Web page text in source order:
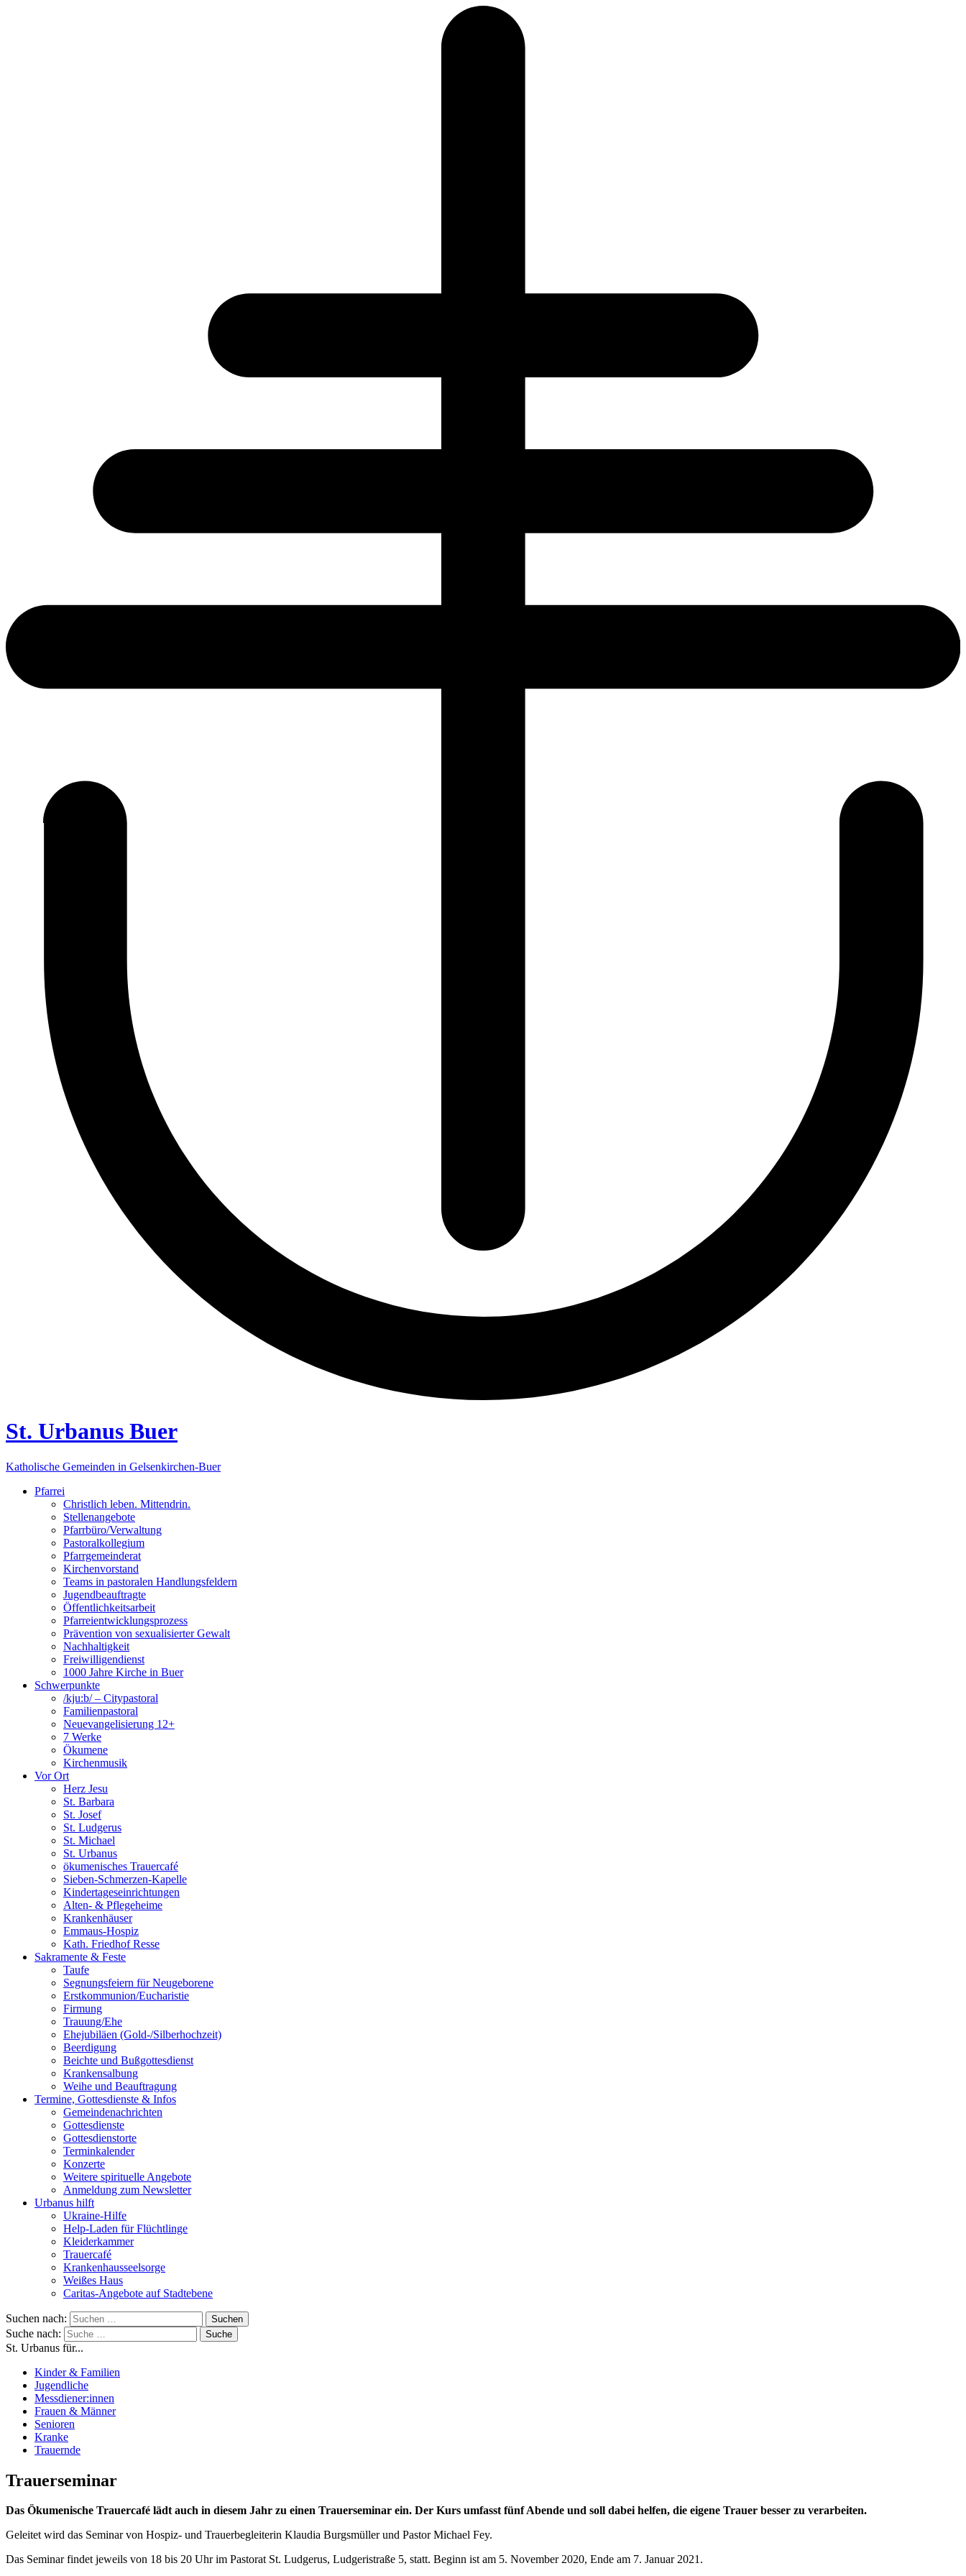
St. Urbanus Buer
Katholische Gemeinden in Gelsenkirchen-Buer
Pfarrei
Christlich leben. Mittendrin.
Stellenangebote
Pfarrbüro/Verwaltung
Pastoralkollegium
Pfarrgemeinderat
Kirchenvorstand
Teams in pastoralen Handlungsfeldern
Jugendbeauftragte
Öffentlichkeitsarbeit
Pfarreientwicklungsprozess
Prävention von sexualisierter Gewalt
Nachhaltigkeit
Freiwilligendienst
1000 Jahre Kirche in Buer
Schwerpunkte
/kju:b/ – Citypastoral
Familienpastoral
Neuevangelisierung 12+
7 Werke
Ökumene
Kirchenmusik
Vor Ort
Herz Jesu
St. Barbara
St. Josef
St. Ludgerus
St. Michael
St. Urbanus
ökumenisches Trauercafé
Sieben-Schmerzen-Kapelle
Kindertageseinrichtungen
Alten- & Pflegeheime
Krankenhäuser
Emmaus-Hospiz
Kath. Friedhof Resse
Sakramente & Feste
Taufe
Segnungsfeiern für Neugeborene
Erstkommunion/Eucharistie
Firmung
Trauung/Ehe
Ehejubiläen (Gold-/Silberhochzeit)
Beerdigung
Beichte und Bußgottesdienst
Krankensalbung
Weihe und Beauftragung
Termine, Gottesdienste & Infos
Gemeindenachrichten
Gottesdienste
Gottesdienstorte
Terminkalender
Konzerte
Weitere spirituelle Angebote
Anmeldung zum Newsletter
Urbanus hilft
Ukraine-Hilfe
Help-Laden für Flüchtlinge
Kleiderkammer
Trauercafé
Krankenhausseelsorge
Weißes Haus
Caritas-Angebote auf Stadtebene
Suchen nach:
Suche nach:
St. Urbanus für...
Kinder & Familien
Jugendliche
Messdiener:innen
Frauen & Männer
Senioren
Kranke
Trauernde
Trauerseminar
Das Ökumenische Trauercafé lädt auch in diesem Jahr zu einen Trauerseminar ein. Der Kurs umfasst fünf Abende und soll dabei helfen, die eigene Trauer besser zu verarbeiten.
Geleitet wird das Seminar von Hospiz- und Trauerbegleiterin Klaudia Burgsmüller und Pastor Michael Fey.
Das Seminar findet jeweils von 18 bis 20 Uhr im Pastorat St. Ludgerus, Ludgeristraße 5, statt. Beginn ist am 5. November 2020, Ende am 7. Januar 2021.